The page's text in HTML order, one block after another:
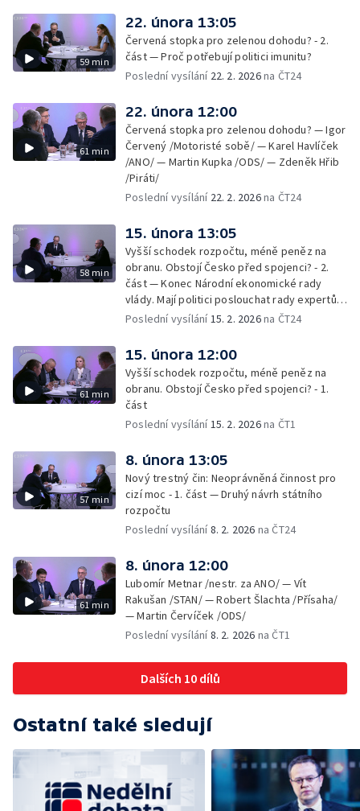
59 min
22. února 13:05
Červená stopka pro zelenou dohodu? - 2.
část — Proč potřebují politici imunitu?
Poslední vysílání 22. 2. 2026na ČT24
61 min
22. února 12:00
Červená stopka pro zelenou dohodu? — Igor
Červený /Motoristé sobě/ — Karel Havlíček
/ANO/ — Martin Kupka /ODS/ — Zdeněk Hřib
/Piráti/
Poslední vysílání 22. 2. 2026na ČT24
58 min
15. února 13:05
Vyšší schodek rozpočtu, méně peněz na
obranu. Obstojí Česko před spojenci? - 2.
část — Konec Národní ekonomické rady
vlády. Mají politici poslouchat rady expertů,
nebo mají svou hlavu?
Poslední vysílání 15. 2. 2026na ČT24
61 min
15. února 12:00
Vyšší schodek rozpočtu, méně peněz na
obranu. Obstojí Česko před spojenci? - 1.
část
Poslední vysílání 15. 2. 2026na ČT1
57 min
8. února 13:05
Nový trestný čin: Neoprávněná činnost pro
cizí moc - 1. část — Druhý návrh státního
rozpočtu
Poslední vysílání8. 2. 2026 na ČT24
61 min
8. února 12:00
Lubomír Metnar /nestr. za ANO/ — Vít
Rakušan /STAN/ — Robert Šlachta /Přísaha/
— Martin Červíček /ODS/
Poslední vysílání8. 2. 2026 na ČT1
Dalších 10 dílů
Ostatní také sledují